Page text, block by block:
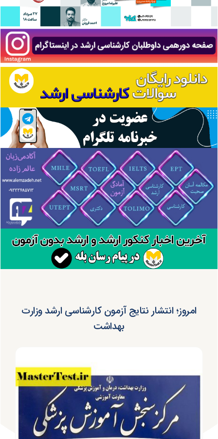
امروز؛ انتشار نتایج آزمون کارشناسی ارشد وزارت
بهداشت